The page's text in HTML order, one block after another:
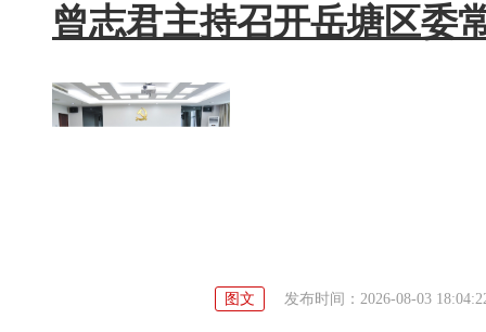
曾志君主持召开岳塘区委
图文 发布时间：2026-08-03